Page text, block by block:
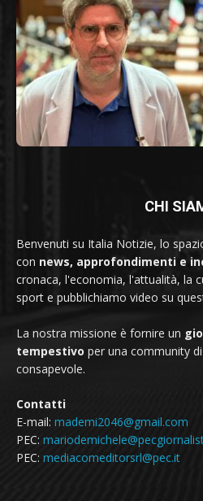
CHI
Benvenuti su Italia Notizie, lo
con news, approfondimenti e
cronaca, l'economia, l'attualità, la
sport e pubblichiamo video su
La nostra missione è fornire un
tempestivo per una community
consapevole.
Contatti
E-mail: mademi2046@gmail.com
PEC:
PEC: mediacomeditorsrl@pec.it